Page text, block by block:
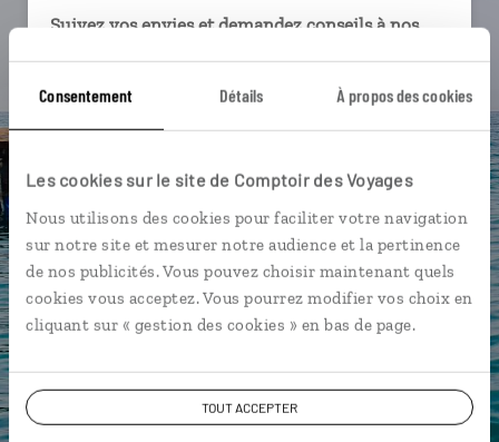
Consentement Détails À propos des cookies
Les cookies sur le site de Comptoir des Voyages
Nous utilisons des cookies pour faciliter votre navigation
sur notre site et mesurer notre audience et la pertinence
de nos publicités. Vous pouvez choisir maintenant quels
cookies vous acceptez. Vous pourrez modifier vos choix en
cliquant sur « gestion des cookies » en bas de page.
TOUT ACCEPTER
Suivez vos envies et demandez conseils à nos
Ils sauront organiser votre itinéraire au plus
près de vos envies et de la réalité du pays.
connectés en agence, mais aussi par email ou
téléphone.
Vous gardez le même interlocuteur avant,
pendant et après votre voyage.
DEMANDER UN DEVIS